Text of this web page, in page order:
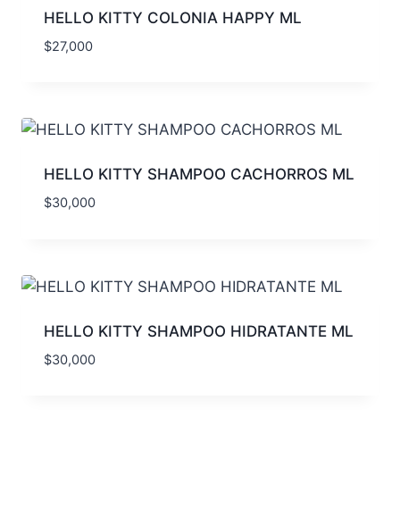
HELLO KITTY COLONIA HAPPY ML
$27,000
HELLO KITTY SHAMPOO CACHORROS ML
$30,000
HELLO KITTY SHAMPOO HIDRATANTE ML
$30,000